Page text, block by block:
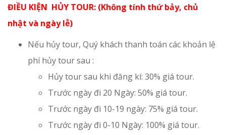
ĐIỀU KIỆN HỦY TOUR: (Không tính thứ bảy, chủ
nhật và ngày lễ)
Nếu hủy tour, Quý khách thanh toán các khoản lệ
phí hủy tour sau :
Hủy tour sau khi đăng kí: 30% giá tour.
Trước ngày đi 20 Ngày: 50% giá tour.
Trước ngày đi 10-19 ngày: 75% giá tour.
Trước ngày đi 0-10 Ngày: 100% giá tour.